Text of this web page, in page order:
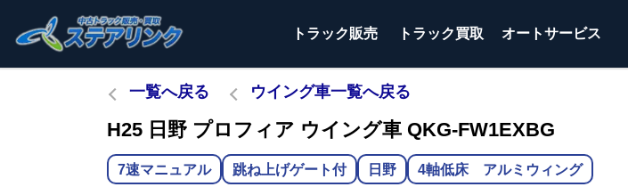
トラック販売 トラック買取 オートサービス
一覧へ戻る ウイング車一覧へ戻る
H25 日野 プロフィア ウイング車 QKG-FW1EXBG
7速マニュアル 跳ね上げゲート付 日野 4軸低床 アルミウィング